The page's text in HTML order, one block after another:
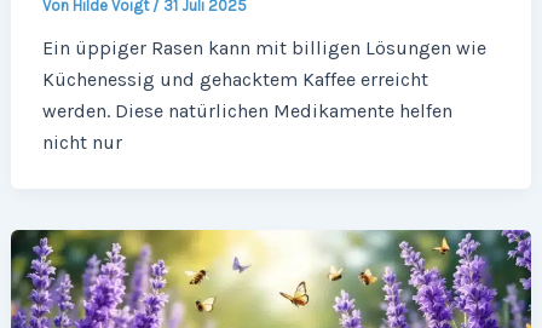
Von Hilde Voigt / 31 Juli 2025
Ein üppiger Rasen kann mit billigen Lösungen wie
Küchenessig und gehacktem Kaffee erreicht
werden. Diese natürlichen Medikamente helfen
nicht nur